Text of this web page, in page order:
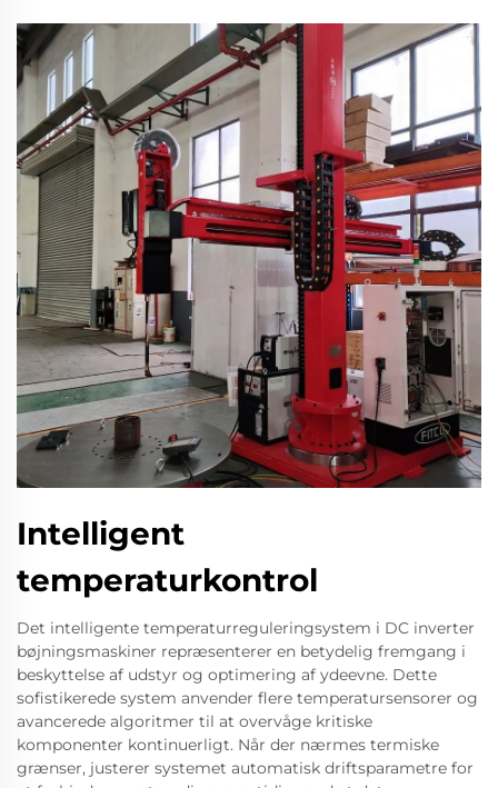
Intelligent
temperaturkontrol
Det intelligente temperaturreguleringsystem i DC inverter
bøjningsmaskiner repræsenterer en betydelig fremgang i
beskyttelse af udstyr og optimering af ydeevne. Dette
sofistikerede system anvender flere temperatursensorer og
avancerede algoritmer til at overvåge kritiske
komponenter kontinuerligt. Når der nærmes termiske
grænser, justerer systemet automatisk driftsparametre for